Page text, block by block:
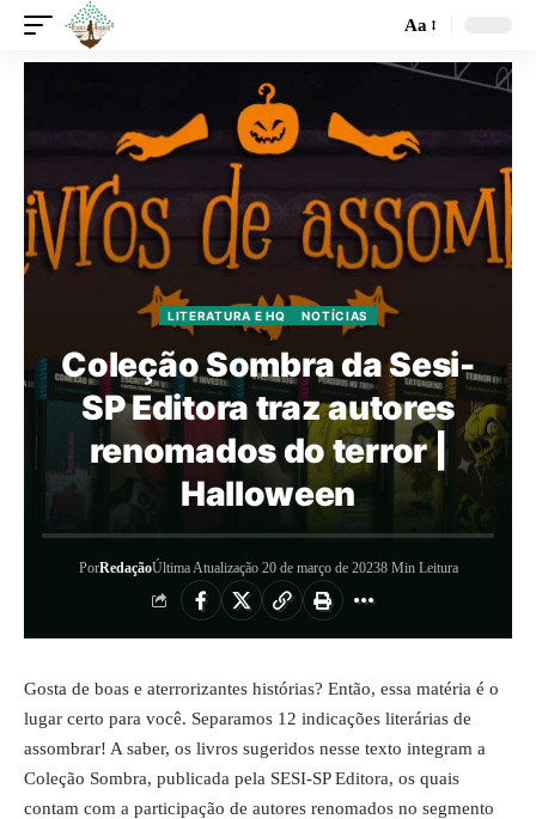
Aa
LITERATURA E HQ NOTÍCIAS
Coleção Sombra da Sesi-
SP Editora traz autores
renomados do terror |
Halloween
PorRedaçãoÚltima Atualização 20 de março de 20238 Min Leitura
Gosta de boas e aterrorizantes histórias? Então, essa matéria é o
lugar certo para você. Separamos 12 indicações literárias de
assombrar! A saber, os livros sugeridos nesse texto integram a
Coleção Sombra, publicada pela SESI-SP Editora, os quais
contam com a participação de autores renomados no segmento